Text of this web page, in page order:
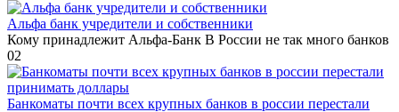
Альфа банк учредители и собственники
Кому принадлежит Альфа-Банк В России не так много банков
02
Банкоматы почти всех крупных банков в россии перестали